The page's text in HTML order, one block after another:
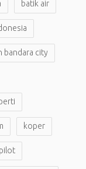
batik air
bandara city
koper
pilot